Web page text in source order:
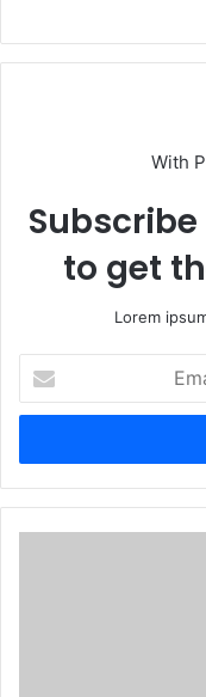
With
to get
Lorem
cím
megadása